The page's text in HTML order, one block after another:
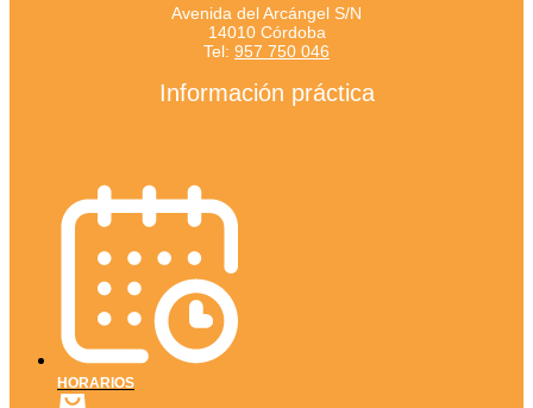
Avenida del Arcángel S/N
14010 Córdoba
Tel: 957 750 046
Información práctica
HORARIOS